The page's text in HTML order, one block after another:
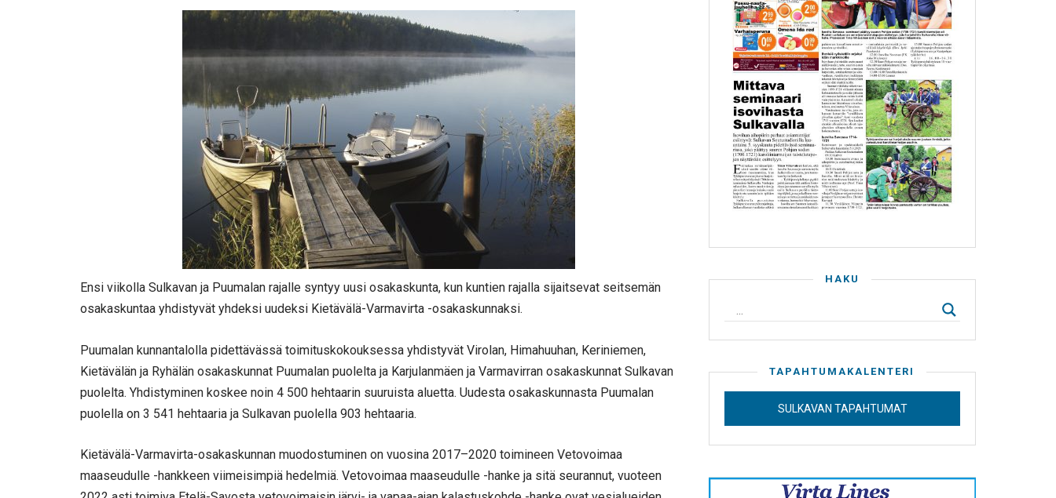
Ensi viikolla Sulkavan ja Puumalan rajalle syntyy uusi osakaskunta, kun kuntien rajalla sijaitsevat seitsemän
osakaskuntaa yhdistyvät yhdeksi uudeksi Kietävälä-Varmavirta -osakaskunnaksi.
Puumalan kunnantalolla pidettävässä toimituskokouksessa yhdistyvät Virolan, Himahuuhan, Keriniemen,
Kietävälän ja Ryhälän osakaskunnat Puumalan puolelta ja Karjulanmäen ja Varmavirran osakaskunnat Sulkavan
puolelta. Yhdistyminen koskee noin 4 500 hehtaarin suuruista aluetta. Uudesta osakaskunnasta Puumalan
puolella on 3 541 hehtaaria ja Sulkavan puolella 903 hehtaaria.
Kietävälä-Varmavirta-osakaskunnan muodostuminen on vuosina 2017–2020 toimineen Vetovoimaa
maaseudulle -hankkeen viimeisimpiä hedelmiä. Vetovoimaa maaseudulle -hanke ja sitä seurannut, vuoteen
HAKU
TAPAHTUMAKALENTERI
SULKAVAN TAPAHTUMAT